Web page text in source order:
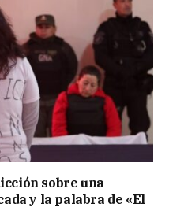
sobre una
y la palabra de «El